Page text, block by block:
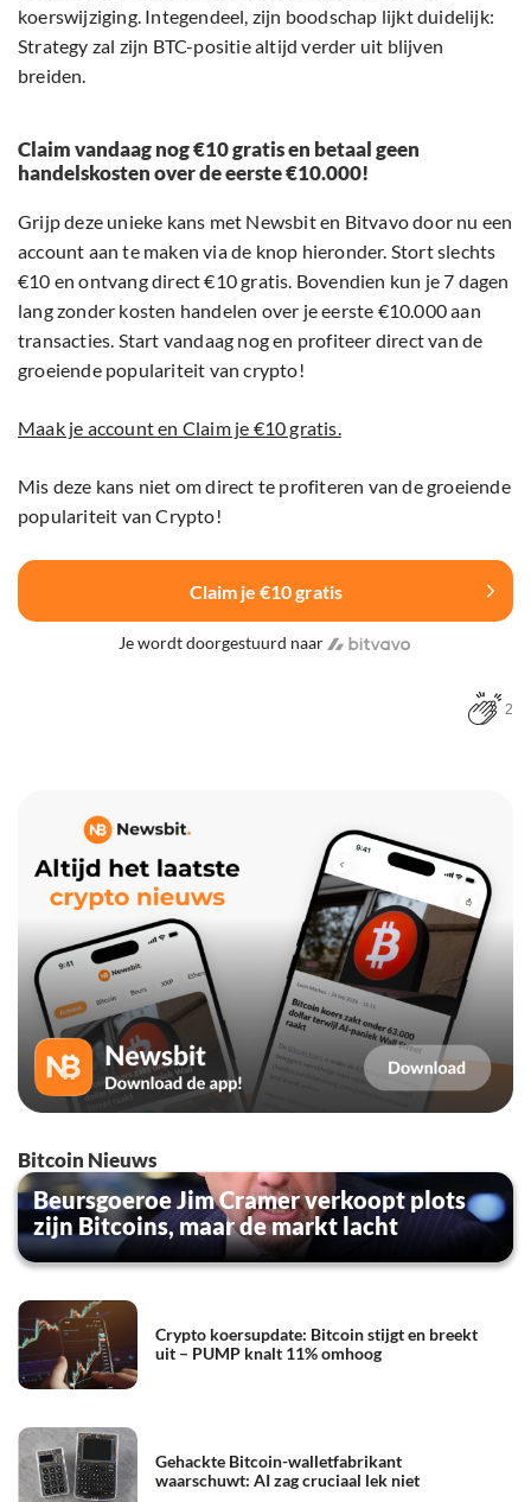
koerswijziging. Integendeel, zijn boodschap lijkt duidelijk:
Strategy zal zijn BTC-positie altijd verder uit blijven
breiden.
Claim vandaag nog €10 gratis en betaal geen
handelskosten over de eerste €10.000!
Grijp deze unieke kans met Newsbit en Bitvavo door nu een
account aan te maken via de knop hieronder. Stort slechts
€10 en ontvang direct €10 gratis. Bovendien kun je 7 dagen
lang zonder kosten handelen over je eerste €10.000 aan
transacties. Start vandaag nog en profiteer direct van de
groeiende populariteit van crypto!
Maak je account en Claim je €10 gratis.
Mis deze kans niet om direct te profiteren van de groeiende
populariteit van Crypto!
Claim je €10 gratis
Je wordt doorgestuurd naar
2
Bitcoin Nieuws
Beursgoeroe Jim Cramer verkoopt plots
zijn Bitcoins, maar de markt lacht
Crypto koersupdate: Bitcoin stijgt en breekt
uit – PUMP knalt 11% omhoog
Gehackte Bitcoin-walletfabrikant
waarschuwt: AI zag cruciaal lek niet